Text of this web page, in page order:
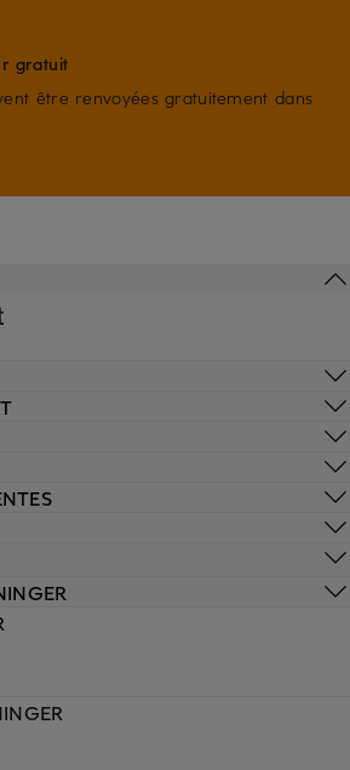
gratuit
être renvoyées gratuitement dans